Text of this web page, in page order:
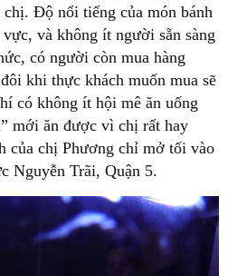
chị. Độ nổi tiếng của món bánh
và không ít người sẵn sàng
có người còn mua hàng
khi thực khách muốn mua sẽ
có không ít hội mê ăn uống
mới ăn được vì chị rất hay
của chị Phương chỉ mở tối vào
Nguyễn Trãi, Quận 5.